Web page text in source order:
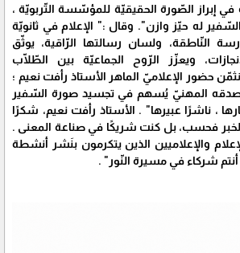
إبراز الصّورة الحقيقيّة للمؤسّسة التّربويّة ،
له حيّز وازن". وقال :" الإعلام في ثانويّة
النّاطقة، ولسان رسالتها الرّاقية، يوثّق
ويعزّز الرّوح الجماعيّة بين الطّلّاب
نثمّن حضور الإعلاميّ الماهر الأستاذ رأفت نعيم ؛
وصدقه المهنيّ يُسهم في تجسيد صورة السّفير
، ناشرًا عبيرها" . الأستاذ رأفت نعيم، شكرًا
للخبر فحسب، بل كنت شريكًا في صناعة المعنى .
والإعلاميين الذين يتكرمون بنَشر أنشطة
شركاء في مسيرة النّور" .